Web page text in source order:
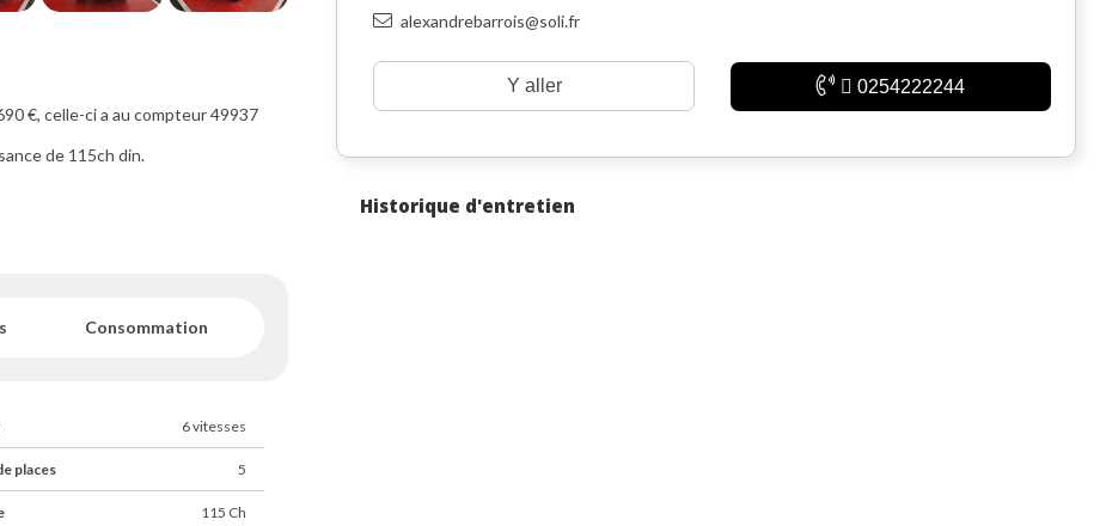
€, celle-ci a au compteur 49937
de 115ch din.
Consommation
6 vitesses
places 5
115 Ch
alexandrebarrois@soli.fr
Y aller 0254222244
Historique d'entretien